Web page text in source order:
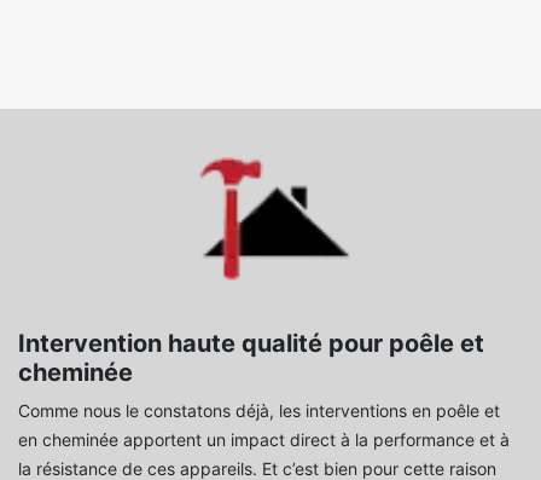
Intervention haute qualité pour poêle et
cheminée
Comme nous le constatons déjà, les interventions en poêle et
en cheminée apportent un impact direct à la performance et à
la résistance de ces appareils. Et c’est bien pour cette raison